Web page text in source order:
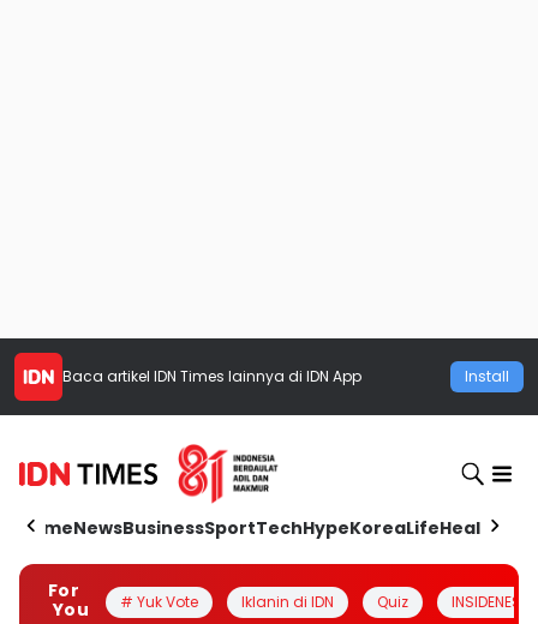
Baca artikel IDN Times lainnya di IDN App Install
HomeNewsBusinessSportTechHypeKoreaLifeHealth
For
You
# Yuk Vote Iklanin di IDN Quiz INSIDENESIA